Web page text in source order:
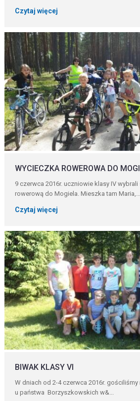
Czytaj więcej
WYCIECZKA ROWEROWA DO
9 czerwca 2016r. uczniowie klasy IV
rowerową do Mogiela. Mieszka tam Maria,...
Czytaj więcej
BIWAK KLASY VI
W dniach od 2-4 czerwca 2016r.
u państwa Borzyszkowskich w&...